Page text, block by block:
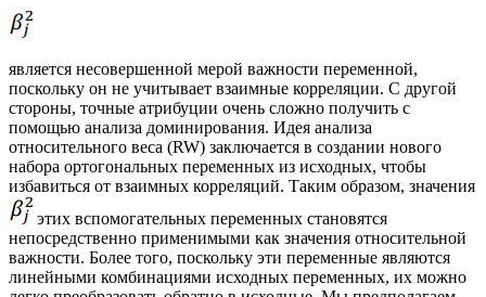
является несовершенной мерой важности переменной,
поскольку он не учитывает взаимные корреляции. С другой
стороны, точные атрибуции очень сложно получить с
помощью анализа доминирования. Идея анализа
относительного веса (RW) заключается в создании нового
набора ортогональных переменных из исходных, чтобы
избавиться от взаимных корреляций. Таким образом, значения
этих вспомогательных переменных становятся
непосредственно применимыми как значения относительной
важности. Более того, поскольку эти переменные являются
линейными комбинациями исходных переменных, их можно